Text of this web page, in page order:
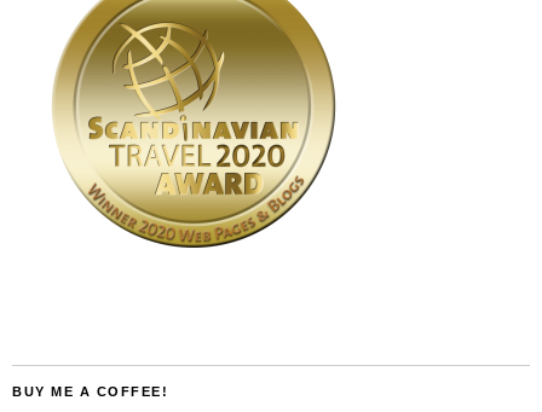
BUY ME A COFFEE!